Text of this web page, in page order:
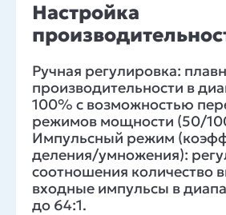
Настройка
Ручная регулировка:
производительности в
100% с возможностью
режимов мощности (50/
Импульсный режим
деления/умножения):
соотношения количество
входные импульсы в
до 64:1.